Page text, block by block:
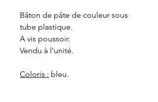
Bâton de pâte de couleur sous
tube plastique.
A vis poussoir.
Vendu à l'unité.
Coloris : bleu.